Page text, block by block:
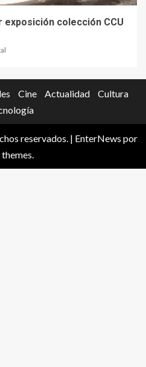
colección CCU
Cine Actualidad
Cultura
reservados. | EnterNews por